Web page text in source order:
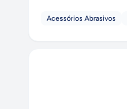
Acessórios Abrasivos